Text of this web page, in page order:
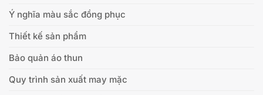
Ý nghĩa màu sắc đồng phục
Thiết kế sản phẩm
Bảo quản áo thun
Quy trình sản xuất may mặc